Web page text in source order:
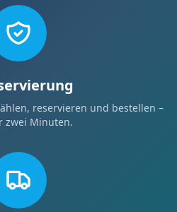
reservieren und bestellen –
zwei Minuten.